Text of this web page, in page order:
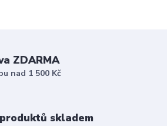
ZDARMA
nad 1 500 Kč
skladem